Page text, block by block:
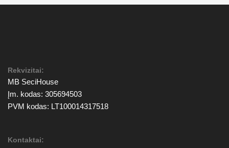
Rekvizitai:
MB SeciHouse
Įm. kodas: 305694503
PVM kodas: LT100014317518
Kontaktai: